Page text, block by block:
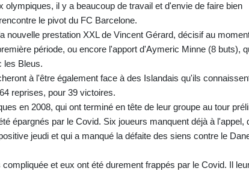
olympiques, il y a beaucoup de travail et d'envie de faire bien
le pivot du FC Barcelone.
nouvelle prestation XXL de Vincent Gérard, décisif au
période, ou encore l'apport d'Aymeric Minne (8 buts),
les Bleus.
à l'être également face à des Islandais qu'ils
reprises, pour 39 victoires.
en 2008, qui ont terminé en tête de leur groupe au tour
épargnés par le Covid. Six joueurs manquent déjà à l'appel,
jeudi et qui a manqué la défaite des siens contre le
et eux ont été durement frappés par le Covid. Il